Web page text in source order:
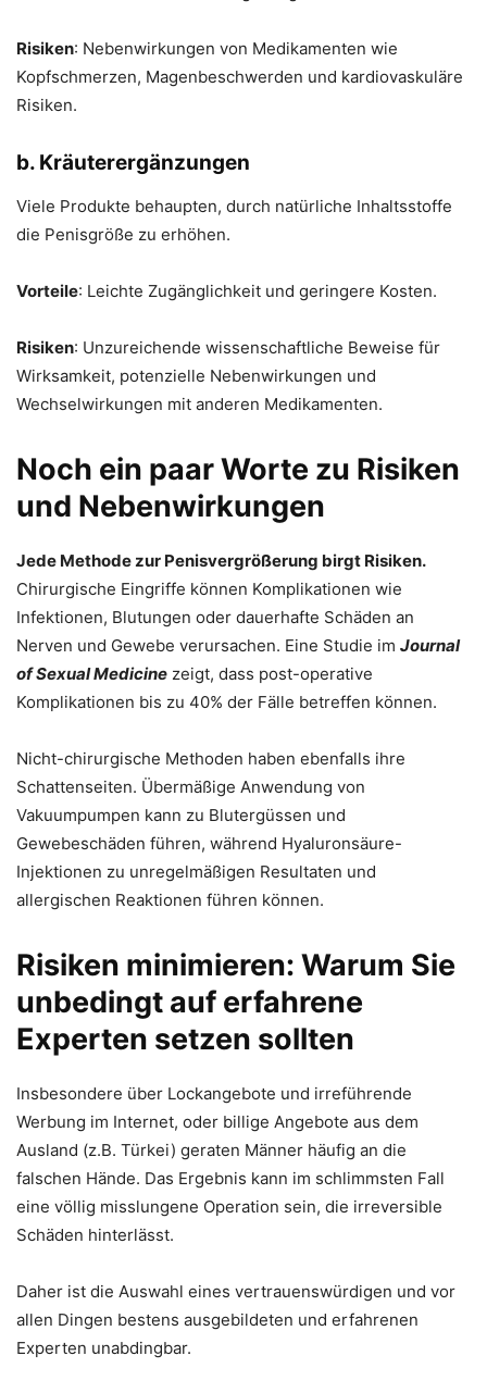
Risiken: Nebenwirkungen von Medikamenten wie
Kopfschmerzen, Magenbeschwerden und kardiovaskuläre
Risiken.
b. Kräuterergänzungen
Viele Produkte behaupten, durch natürliche Inhaltsstoffe
die Penisgröße zu erhöhen.
Vorteile: Leichte Zugänglichkeit und geringere Kosten.
Risiken: Unzureichende wissenschaftliche Beweise für
Wirksamkeit, potenzielle Nebenwirkungen und
Wechselwirkungen mit anderen Medikamenten.
Noch ein paar Worte zu Risiken
und Nebenwirkungen
Jede Methode zur Penisvergrößerung birgt Risiken.
Chirurgische Eingriffe können Komplikationen wie
Infektionen, Blutungen oder dauerhafte Schäden an
Nerven und Gewebe verursachen. Eine Studie im Journal
of Sexual Medicine zeigt, dass post-operative
Komplikationen bis zu 40% der Fälle betreffen können.
Nicht-chirurgische Methoden haben ebenfalls ihre
Schattenseiten. Übermäßige Anwendung von
Vakuumpumpen kann zu Blutergüssen und
Gewebeschäden führen, während Hyaluronsäure-
Injektionen zu unregelmäßigen Resultaten und
allergischen Reaktionen führen können.
Risiken minimieren: Warum Sie
unbedingt auf erfahrene
Experten setzen sollten
Insbesondere über Lockangebote und irreführende
Werbung im Internet, oder billige Angebote aus dem
Ausland (z.B. Türkei) geraten Männer häufig an die
falschen Hände. Das Ergebnis kann im schlimmsten Fall
eine völlig misslungene Operation sein, die irreversible
Schäden hinterlässt.
Daher ist die Auswahl eines vertrauenswürdigen und vor
allen Dingen bestens ausgebildeten und erfahrenen
Experten unabdingbar.